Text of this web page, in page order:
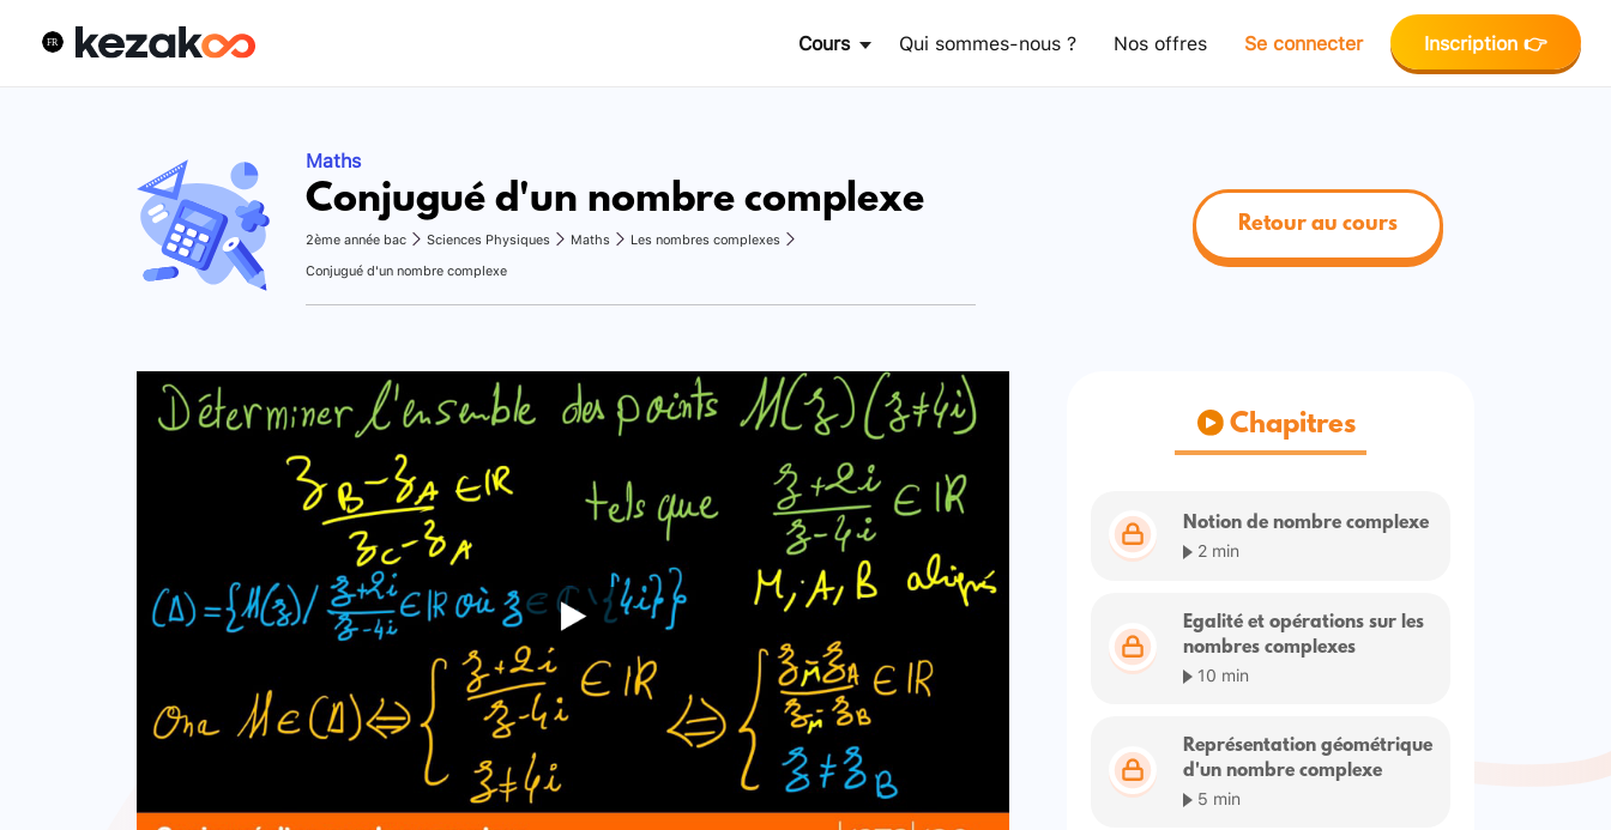
Cours Qui sommes-nous ? Nos offres Se connecter Inscription 👉
Maths
Conjugué d'un nombre complexe
2ème année bac Sciences Physiques Maths
Les nombres complexes
Conjugué d'un nombre complexe
Retour au cours
Chapitres
Notion de nombre complexe
2 min
Egalité et opérations sur les
nombres complexes
10 min
Représentation géométrique
d'un nombre complexe
5 min